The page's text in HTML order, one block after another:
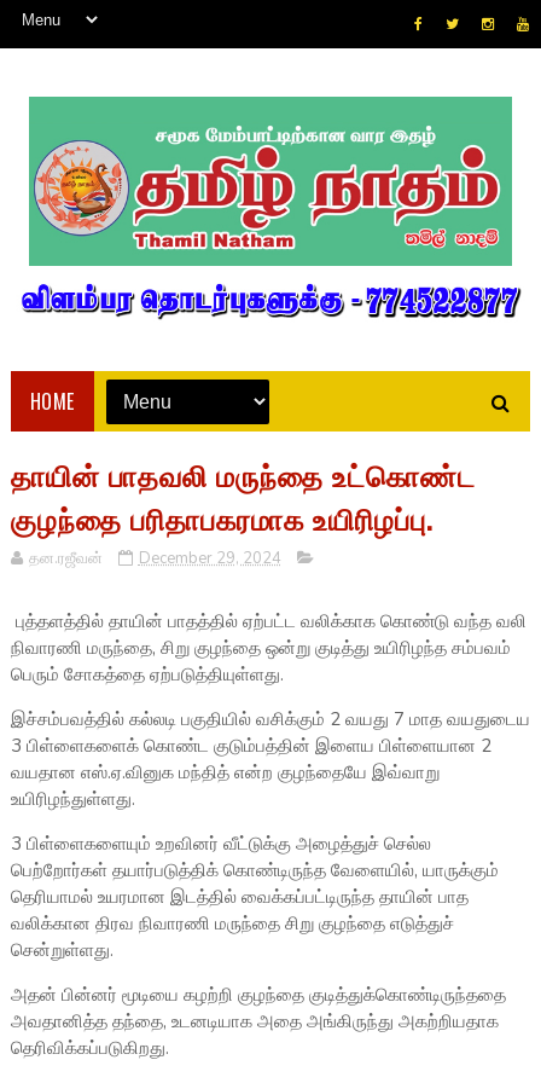
HOME
தாயின் பாதவலி மருந்தை உட்கொண்ட
குழந்தை பரிதாபகரமாக உயிரிழப்பு.
தன.ரஜீவன் December 29, 2024
புத்தளத்தில் தாயின் பாதத்தில் ஏற்பட்ட வலிக்காக கொண்டு வந்த வலி
நிவாரணி மருந்தை, சிறு குழந்தை ஒன்று குடித்து உயிரிழந்த சம்பவம்
பெரும் சோகத்தை ஏற்படுத்தியுள்ளது.
இச்சம்பவத்தில் கல்லடி பகுதியில் வசிக்கும் 2 வயது 7 மாத வயதுடைய
3 பிள்ளைகளைக் கொண்ட குடும்பத்தின் இளைய பிள்ளையான 2
வயதான எஸ்.ஏ.வினுக மந்தித் என்ற குழந்தையே இவ்வாறு
உயிரிழந்துள்ளது.
3 பிள்ளைகளையும் உறவினர் வீட்டுக்கு அழைத்துச் செல்ல
பெற்றோர்கள் தயார்படுத்திக் கொண்டிருந்த வேளையில், யாருக்கும்
தெரியாமல் உயரமான இடத்தில் வைக்கப்பட்டிருந்த தாயின் பாத
வலிக்கான திரவ நிவாரணி மருந்தை சிறு குழந்தை எடுத்துச்
சென்றுள்ளது.
அதன் பின்னர் மூடியை கழற்றி குழந்தை குடித்துக்கொண்டிருந்ததை
அவதானித்த தந்தை, உடனடியாக அதை அங்கிருந்து அகற்றியதாக
தெரிவிக்கப்படுகிறது.